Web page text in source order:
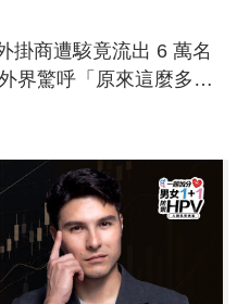
掛商遭駭竟流出 6 萬名
界驚呼「原來這麼多人